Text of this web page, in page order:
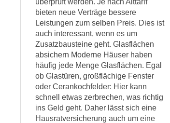
überprüft werden. Je nach Alttarif
bieten neue Verträge bessere
Leistungen zum selben Preis. Dies ist
auch interessant, wenn es um
Zusatzbausteine geht. Glasflächen
absichern Moderne Häuser haben
häufig jede Menge Glasflächen. Egal
ob Glastüren, großflächige Fenster
oder Cerankochfelder: Hier kann
schnell etwas zerbrechen, was richtig
ins Geld geht. Daher lässt sich eine
Hausratversicherung auch um eine